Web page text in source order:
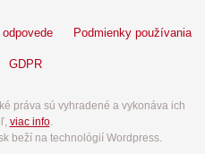
Podmienky používania
GDPR
práva sú vyhradené a vykonáva ich
viac info.
beží na technológií Wordpress.